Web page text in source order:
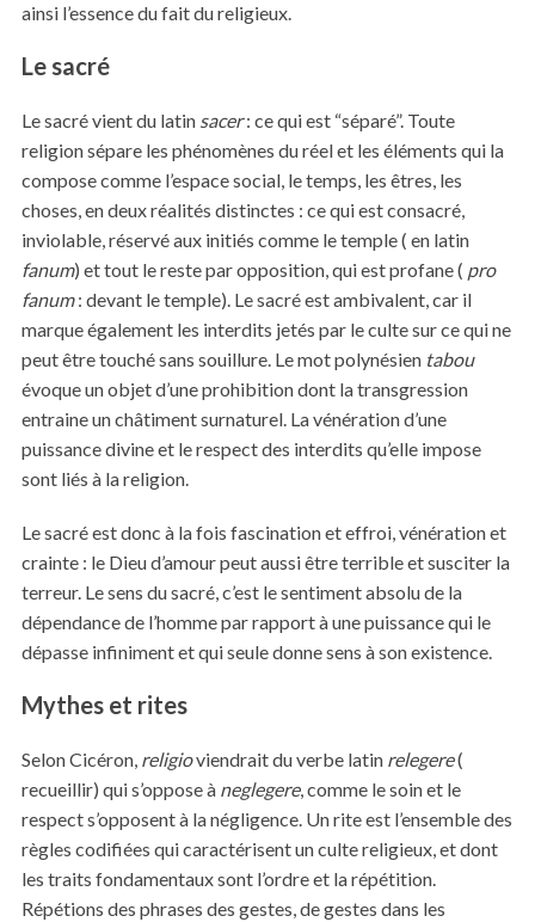
ainsi l’essence du fait du religieux.
Le sacré
Le sacré vient du latin sacer: ce qui est “séparé”. Toute
religion sépare les phénomènes du réel et les éléments qui la
compose comme l’espace social, le temps, les êtres, les
choses, en deux réalités distinctes : ce qui est consacré,
inviolable, réservé aux initiés comme le temple ( en latin
fanum) et tout le reste par opposition, qui est profane ( pro
fanum: devant le temple). Le sacré est ambivalent, car il
marque également les interdits jetés par le culte sur ce qui ne
peut être touché sans souillure. Le mot polynésien tabou
évoque un objet d’une prohibition dont la transgression
entraine un châtiment surnaturel. La vénération d’une
puissance divine et le respect des interdits qu’elle impose
sont liés à la religion.
Le sacré est donc à la fois fascination et effroi, vénération et
crainte : le Dieu d’amour peut aussi être terrible et susciter la
terreur. Le sens du sacré, c’est le sentiment absolu de la
dépendance de l’homme par rapport à une puissance qui le
dépasse infiniment et qui seule donne sens à son existence.
Mythes et rites
Selon Cicéron, religioviendrait du verbe latin relegere(
recueillir) qui s’oppose à neglegere, comme le soin et le
respect s’opposent à la négligence. Un rite est l’ensemble des
règles codifiées qui caractérisent un culte religieux, et dont
les traits fondamentaux sont l’ordre et la répétition.
Répétions des phrases des gestes, de gestes dans les